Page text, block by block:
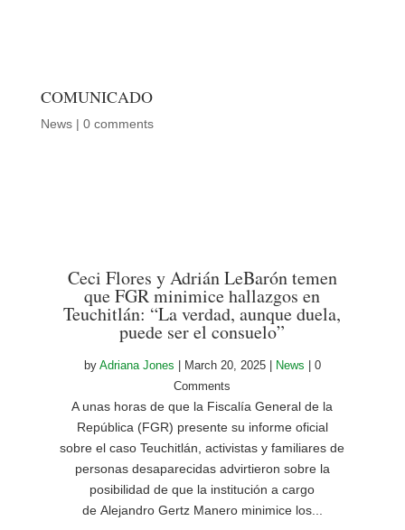
COMUNICADO
News| 0 comments
Ceci Flores y Adrián LeBarón temen
que FGR minimice hallazgos en
Teuchitlán: “La verdad, aunque duela,
puede ser el consuelo”
by Adriana Jones March 20, 2025| News | 0
Comments
A unas horas de que la Fiscalía General de la
República (FGR) presente su informe oficial
sobre el caso Teuchitlán, activistas y familiares de
personas desaparecidas advirtieron sobre la
posibilidad de que la institución a cargo
de Alejandro Gertz Manero minimice los...